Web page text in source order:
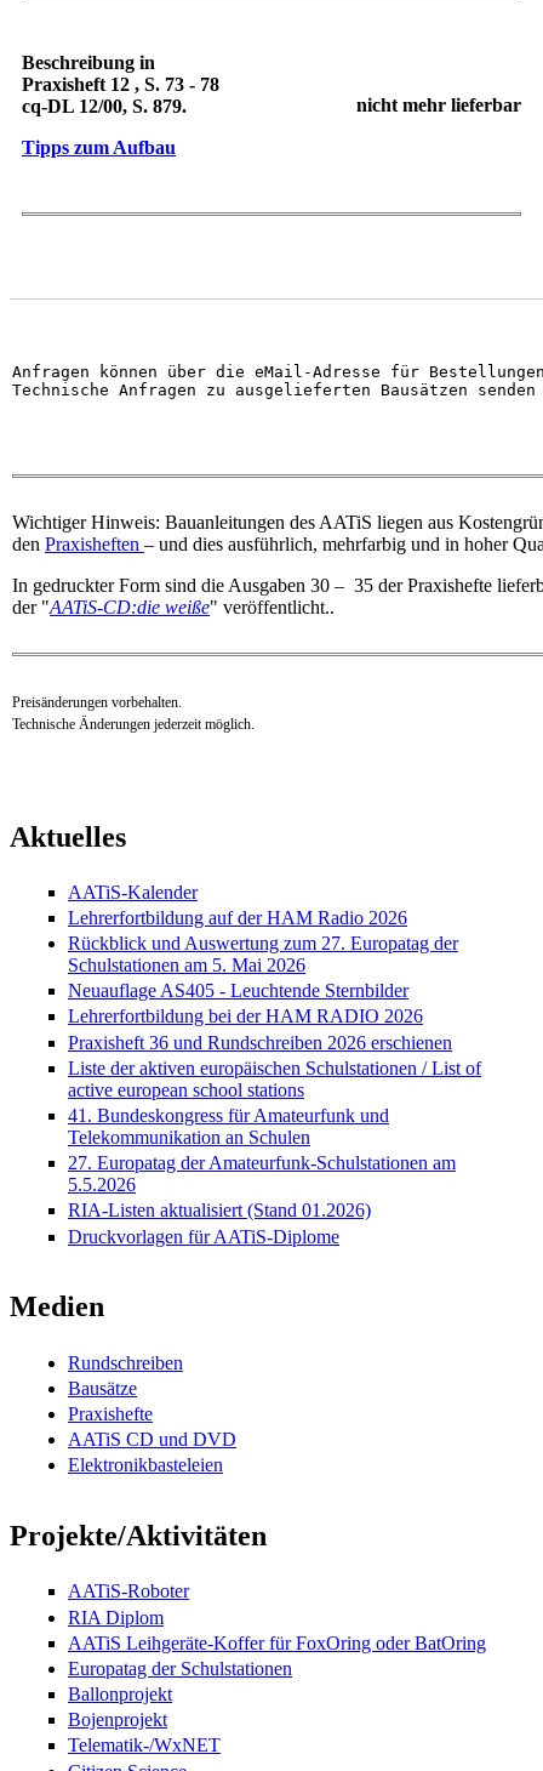
Beschreibung in
Praxisheft 12 , S. 73 - 78
cq-DL 12/00, S. 879.
Tipps zum Aufbau
nicht mehr lieferbar
Anfragen können über die eMail-Adresse für
Technische Anfragen zu ausgelieferten Bausätzen
Wichtiger Hinweis: Bauanleitungen des AATiS liegen aus
den Praxisheften – und dies ausführlich, mehrfarbig und in hoher
In gedruckter Form sind die Ausgaben 30 – 35 der Praxishefte
der "AATiS-CD:die weiße" veröffentlicht..
Preisänderungen vorbehalten.
Technische Änderungen jederzeit möglich.
Aktuelles
AATiS-Kalender
Lehrerfortbildung auf der HAM Radio 2026
Rückblick und Auswertung zum 27. Europatag der
Schulstationen am 5. Mai 2026
Neuauflage AS405 - Leuchtende Sternbilder
Lehrerfortbildung bei der HAM RADIO 2026
Praxisheft 36 und Rundschreiben 2026 erschienen
Liste der aktiven europäischen Schulstationen / List of
active european school stations
41. Bundeskongress für Amateurfunk und
Telekommunikation an Schulen
27. Europatag der Amateurfunk-Schulstationen am
5.5.2026
RIA-Listen aktualisiert (Stand 01.2026)
Druckvorlagen für AATiS-Diplome
Medien
Rundschreiben
Bausätze
Praxishefte
AATiS CD und DVD
Elektronikbasteleien
Projekte/Aktivitäten
AATiS-Roboter
RIA Diplom
AATiS Leihgeräte-Koffer für FoxOring oder BatOring
Europatag der Schulstationen
Ballonprojekt
Bojenprojekt
Telematik-/WxNET